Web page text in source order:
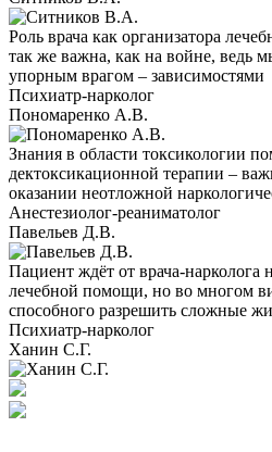
Роль врача как организатора
так же важна, как на войне, ведь
упорным врагом – зависимостями
Психиатр-нарколог
Пономаренко А.В.
Знания в области токсикологии
дектоксикационной терапии –
оказании неотложной
Анестезиолог-реаниматолог
Павельев Д.В.
Пациент ждёт от врача-нарколога
лечебной помощи, но во многом
способного разрешить сложные
Психиатр-нарколог
Ханин С.Г.